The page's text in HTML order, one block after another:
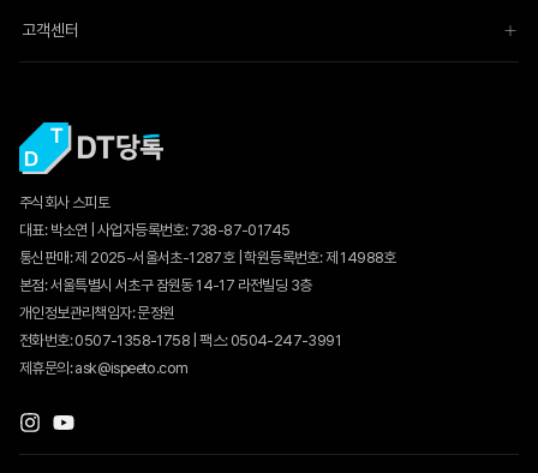
고객센터
주식회사 스피토
대표: 박소연 | 사업자등록번호: 738-87-01745
통신판매:제 2025-서울서초-1287호| 학원등록번호: 제 14988호
본점: 서울특별시 서초구 잠원동 14-17 라전빌딩 3층
개인정보관리책임자: 문정원
전화번호: 0507-1358-1758 | 팩스: 0504-247-3991
제휴문의: ask@ispeeto.com